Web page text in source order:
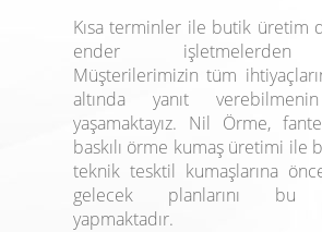
Kısa terminler ile butik üretim
ender işletmelerden
Müşterilerimizin tüm
altında yanıt
yaşamaktayız. Nil Örme,
baskılı örme kumaş üretimi ile
teknik tesktil kumaşlarına
gelecek planlarını bu
yapmaktadır.